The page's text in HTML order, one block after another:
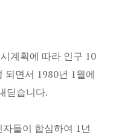
계획에 따라 인구 10
되면서 1980년 1월에
딛습니다.
들이 합심하여 1년